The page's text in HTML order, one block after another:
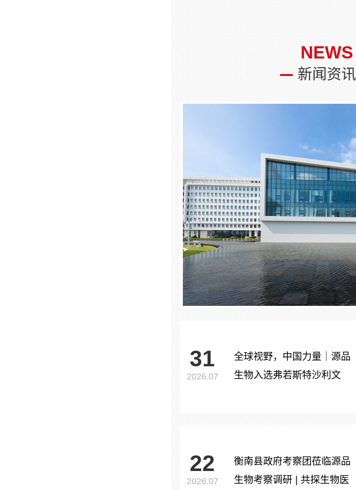
NEWS
新闻资讯
31
2026.07
全球视野，中国力量｜源品
生物入选弗若斯特沙利文
22
2026.07
衡南县政府考察团莅临源品
生物考察调研 | 共探生物医